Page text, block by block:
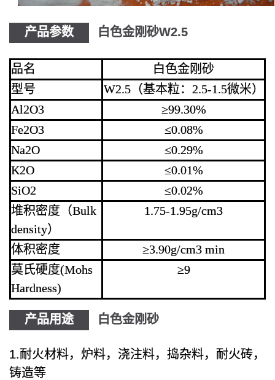
产品参数 白色金刚砂W2.5
品名
白色金刚砂
型号
W2.5（基本粒：2.5-1.5微米）
Al2O3
≥99.30%
Fe2O3
≤0.08%
Na2O
≤0.29%
K2O
≤0.01%
SiO2
≤0.02%
堆积密度（Bulk
density）
1.75-1.95g/cm3
体积密度
≥3.90g/cm3 min
莫氏硬度(Mohs
Hardness)
≥9
产品用途 白色金刚砂
1.耐火材料，炉料，浇注料，捣杂料，耐火砖，
铸造等